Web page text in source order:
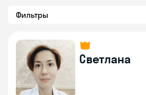
Фильтры
Светлана